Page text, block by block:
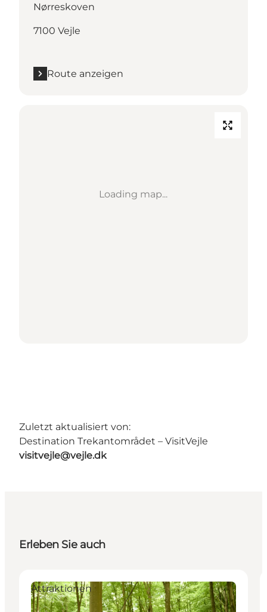
Nørreskoven
7100 Vejle
Route anzeigen
Loading map...
Zuletzt aktualisiert von:
Destination Trekantområdet – VisitVejle
visitvejle@vejle.dk
Erleben Sie auch
Attraktionen